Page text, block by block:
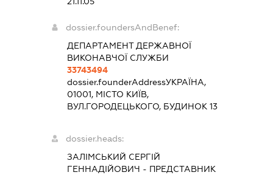
dossier.foundersAndBenef:
ДЕПАРТАМЕНТ ДЕРЖАВНОЇ
ВИКОНАВЧОЇ СЛУЖБИ
33743494
dossier.founderAddressУКРАЇНА,
01001, МІСТО КИЇВ,
ВУЛ.ГОРОДЕЦЬКОГО, БУДИНОК 13
dossier.heads:
ЗАЛІМСЬКИЙ СЕРГІЙ
ГЕННАДІЙОВИЧ - ПРЕДСТАВНИК